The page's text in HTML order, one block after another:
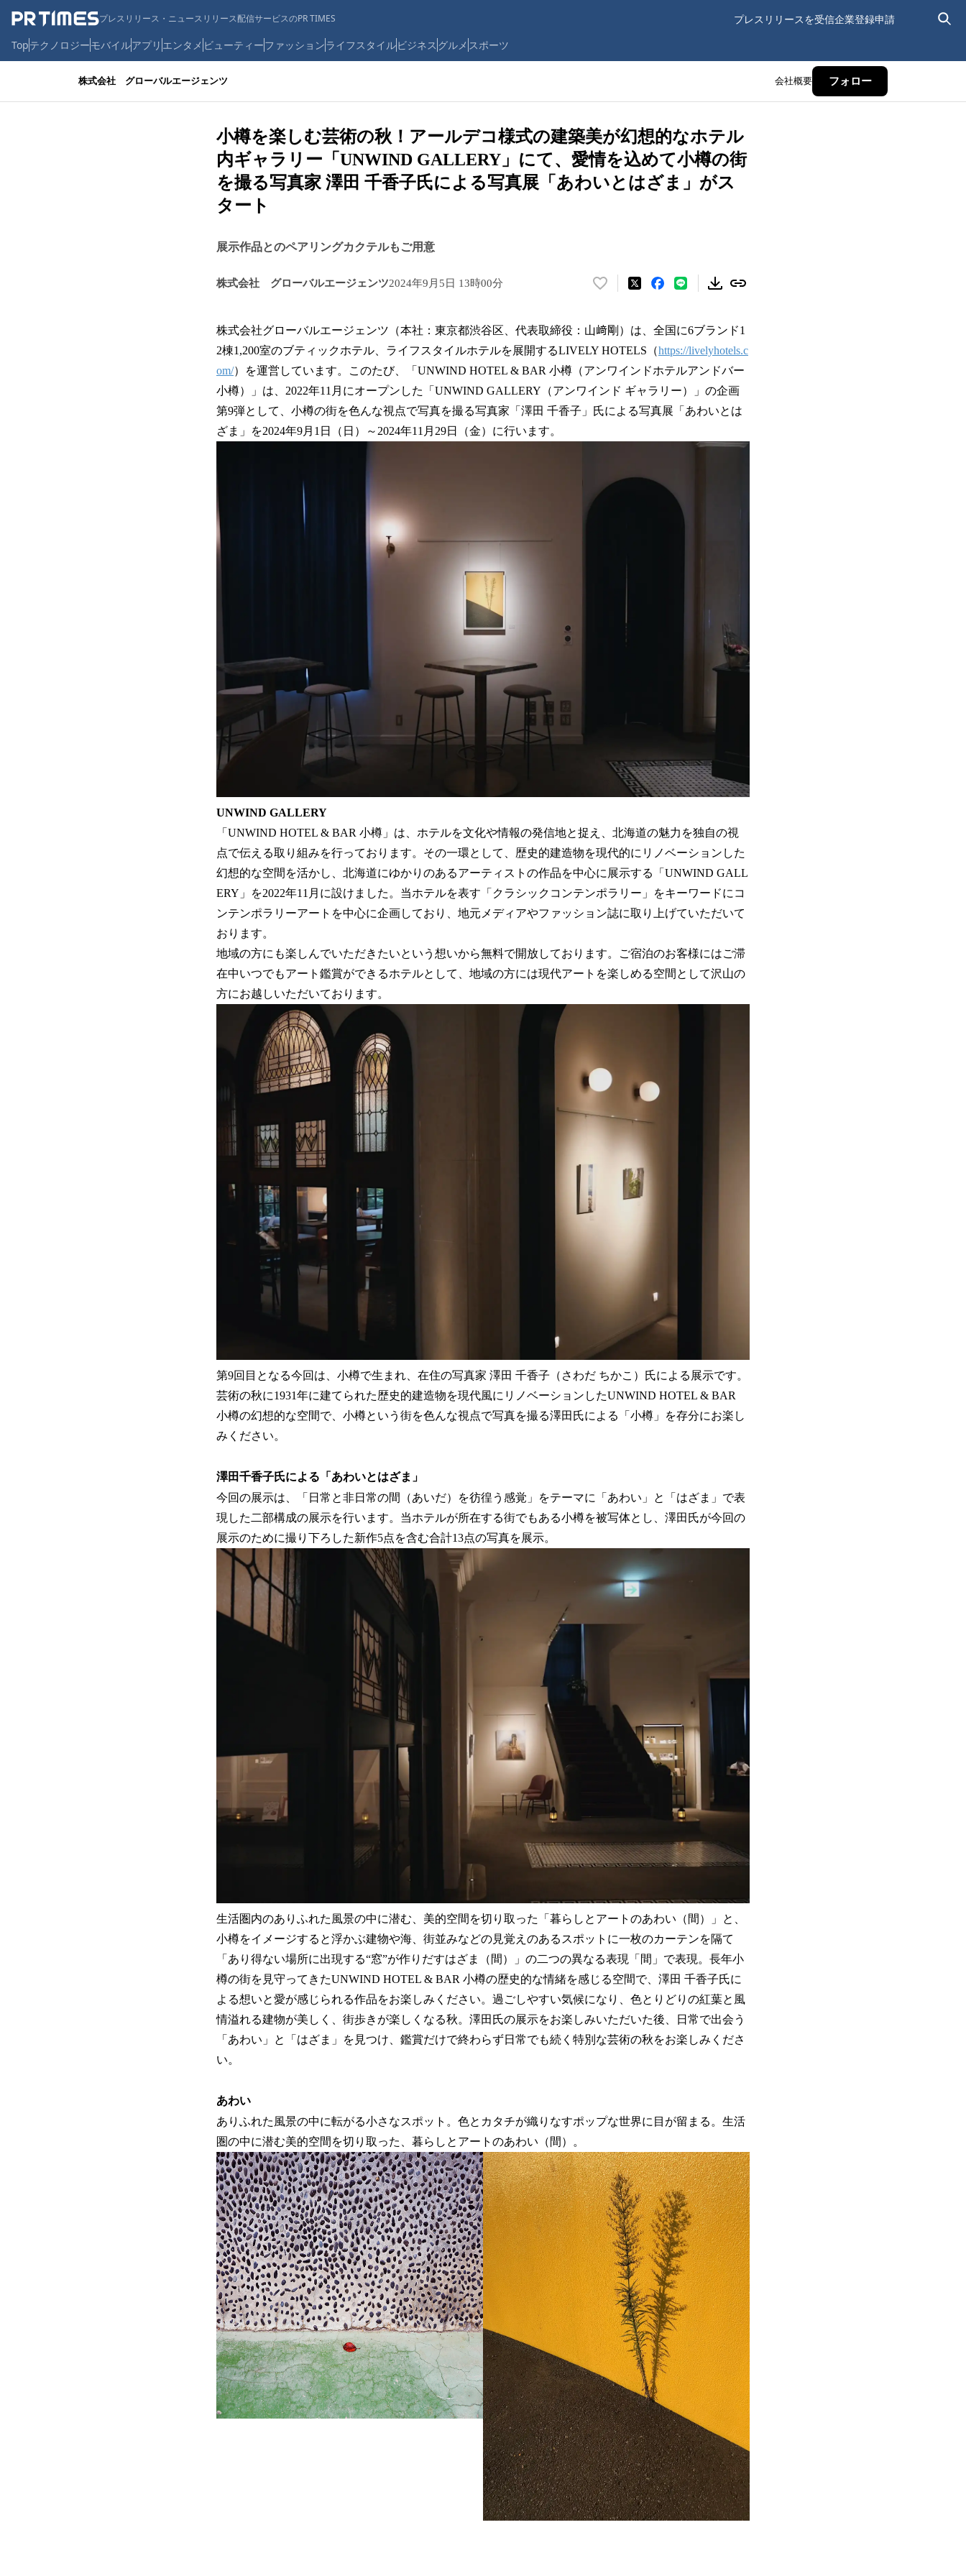
プレスリリース・ニュースリリース配信サービスのPR TIMES プレスリリースを受信企業登録申請
Topテクノロジーモバイルアプリ エンタメ ビューティーファッションライフスタイルビジネス グルメ スポーツ
株式会社 グローバルエージェンツ 会社概要 フォロー
小樽を楽しむ芸術の秋！アールデコ様式の建築美が幻想的なホテル
内ギャラリー「UNWIND GALLERY」にて、愛情を込めて小樽の街
を撮る写真家 澤田 千香子氏による写真展「あわいとはざま」がス
タート
展示作品とのペアリングカクテルもご用意
株式会社 グローバルエージェンツ2024年9月5日 13時00分
い
！
数
を
み
込
中
株式会社グローバルエージェンツ（本社：東京都渋谷区、代表取締役：山﨑剛）は、全国に6ブランド1
2棟1,200室のブティックホテル、ライフスタイルホテルを展開するLIVELY HOTELS（https://livelyhotels.c
om/）を運営しています。このたび、「UNWIND HOTEL & BAR 小樽（アンワインドホテルアンドバー
小樽）」は、2022年11月にオープンした「UNWIND GALLERY（アンワインド ギャラリー）」の企画
第9弾として、小樽の街を色んな視点で写真を撮る写真家「澤田 千香子」氏による写真展「あわいとは
ざま」を2024年9月1日（日）～2024年11月29日（金）に行います。
UNWIND GALLERY
「UNWIND HOTEL & BAR 小樽」は、ホテルを文化や情報の発信地と捉え、北海道の魅力を独自の視
点で伝える取り組みを行っております。その一環として、歴史的建造物を現代的にリノベーションした
幻想的な空間を活かし、北海道にゆかりのあるアーティストの作品を中心に展示する「UNWIND GALL
ERY」を2022年11月に設けました。当ホテルを表す「クラシックコンテンポラリー」をキーワードにコ
ンテンポラリーアートを中心に企画しており、地元メディアやファッション誌に取り上げていただいて
おります。
地域の方にも楽しんでいただきたいという想いから無料で開放しております。ご宿泊のお客様にはご滞
在中いつでもアート鑑賞ができるホテルとして、地域の方には現代アートを楽しめる空間として沢山の
方にお越しいただいております。
第9回目となる今回は、小樽で生まれ、在住の写真家 澤田 千香子（さわだ ちかこ）氏による展示です。
芸術の秋に1931年に建てられた歴史的建造物を現代風にリノベーションしたUNWIND HOTEL & BAR
小樽の幻想的な空間で、小樽という街を色んな視点で写真を撮る澤田氏による「小樽」を存分にお楽し
みください。
澤田千香子氏による「あわいとはざま」
今回の展示は、「日常と非日常の間（あいだ）を彷徨う感覚」をテーマに「あわい」と「はざま」で表
現した二部構成の展示を行います。当ホテルが所在する街でもある小樽を被写体とし、澤田氏が今回の
展示のために撮り下ろした新作5点を含む合計13点の写真を展示。
生活圏内のありふれた風景の中に潜む、美的空間を切り取った「暮らしとアートのあわい（間）」と、
小樽をイメージすると浮かぶ建物や海、街並みなどの見覚えのあるスポットに一枚のカーテンを隔て
「あり得ない場所に出現する“窓”が作りだすはざま（間）」の二つの異なる表現「間」で表現。長年小
樽の街を見守ってきたUNWIND HOTEL & BAR 小樽の歴史的な情緒を感じる空間で、澤田 千香子氏に
よる想いと愛が感じられる作品をお楽しみください。過ごしやすい気候になり、色とりどりの紅葉と風
情溢れる建物が美しく、街歩きが楽しくなる秋。澤田氏の展示をお楽しみいただいた後、日常で出会う
「あわい」と「はざま」を見つけ、鑑賞だけで終わらず日常でも続く特別な芸術の秋をお楽しみくださ
い。
あわい
ありふれた風景の中に転がる小さなスポット。色とカタチが織りなすポップな世界に目が留まる。生活
圏の中に潜む美的空間を切り取った、暮らしとアートのあわい（間）。